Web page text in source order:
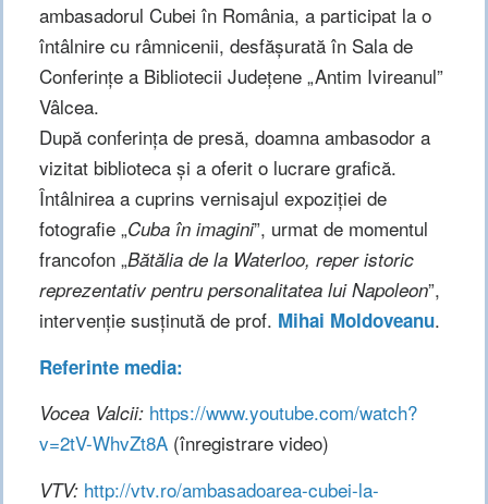
ambasadorul Cubei în România, a participat la o
întâlnire cu râmnicenii, desfăşurată în Sala de
Conferinţe a Bibliotecii Judeţene „Antim Ivireanul”
Vâlcea.
După conferinţa de presă, doamna ambasodor a
vizitat biblioteca şi a oferit o lucrare grafică.
Întâlnirea a cuprins vernisajul expoziţiei de
fotografie „Cuba în imagini”, urmat de momentul
francofon „Bătălia de la Waterloo, reper istoric
reprezentativ pentru personalitatea lui Napoleon”,
intervenţie susţinută de prof. Mihai Moldoveanu.
Referinte media:
Vocea Valcii: https://www.youtube.com/watch?
v=2tV-WhvZt8A (înregistrare video)
VTV: http://vtv.ro/ambasadoarea-cubei-la-